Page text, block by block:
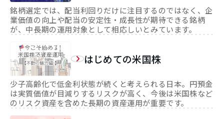
銘柄選定では、配当利回りだけに注目するのではなく、企
業価値の向上や配当の安定性・成長性が期待できる銘柄
が、中長期の運用対象として相応しいとみています。
はじめての米国株
少子高齢化で低金利状態が続くと考えられる日本。円預金
は実質価値が目減りするリスクが高く、今後は米国株など
のリスク資産を含めた長期の資産運用が重要です。